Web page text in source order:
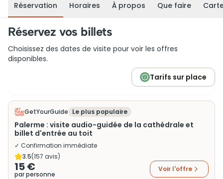
Réservation Horaires À propos Que faire
Réservez vos billets
Choisissez des dates de visite pour voir les offres
disponibles.
Tarifs sur place
GetYourGuide Le plus populaire
Palerme : visite audio-guidée de la cathédrale et
billet d'entrée au toit
✓ Confirmation immédiate
3.5(157 avis)
15 €
par personne
Voir l'offre